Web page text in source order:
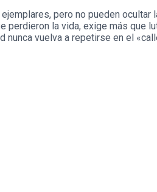
pero no pueden
la vida, exige más que
vuelva a repetirse en el